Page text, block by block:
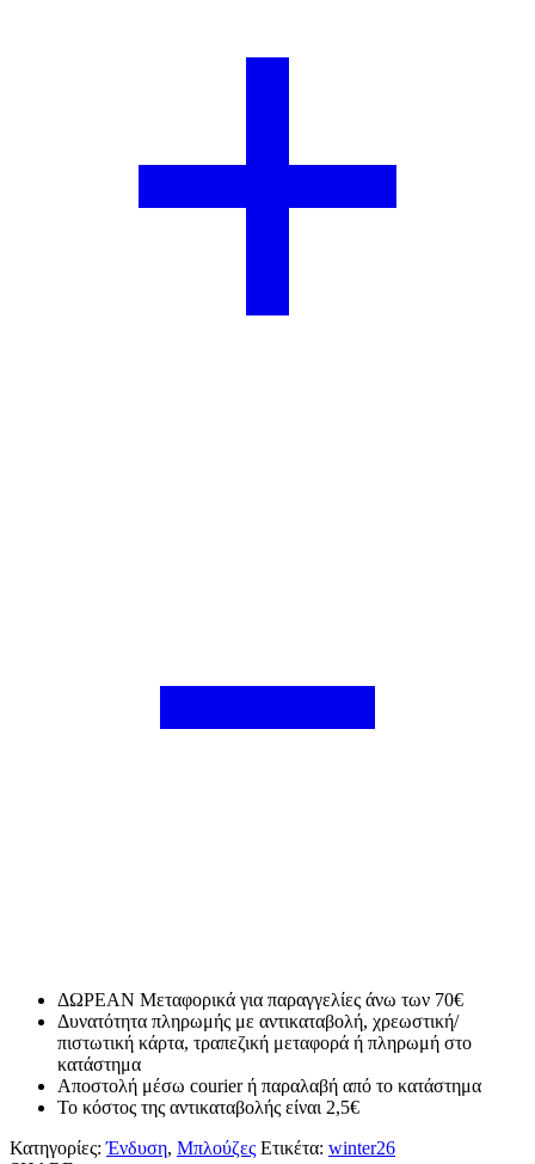
ΔΩΡΕΑΝ Μεταφορικά για παραγγελίες άνω των 70€
Δυνατότητα πληρωμής με αντικαταβολή, χρεωστική/
πιστωτική κάρτα, τραπεζική μεταφορά ή πληρωμή στο
κατάστημα
Αποστολή μέσω courier ή παραλαβή από το κατάστημα
Το κόστος της αντικαταβολής είναι 2,5€
Κατηγορίες:Ένδυση, Μπλούζες Ετικέτα: winter26